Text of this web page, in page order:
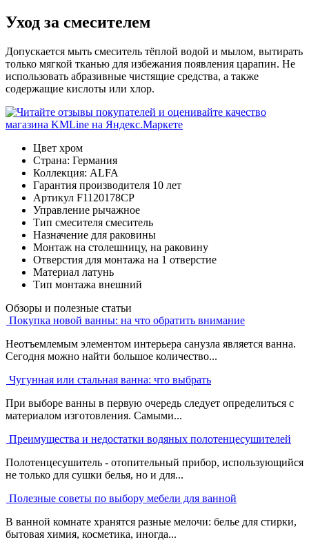
Уход за смесителем
Допускается мыть смеситель тёплой водой и мылом, вытирать
только мягкой тканью для избежания появления царапин. Не
использовать абразивные чистящие средства, а также
содержащие кислоты или хлор.
Цвет хром
Страна: Германия
Коллекция: ALFA
Гарантия производителя 10 лет
Артикул F1120178CP
Управление рычажное
Тип смесителя смеситель
Назначение для раковины
Монтаж на столешницу, на раковину
Отверстия для монтажа на 1 отверстие
Материал латунь
Тип монтажа внешний
Обзоры и полезные статьи
Покупка новой ванны: на что обратить внимание
Неотъемлемым элементом интерьера санузла является ванна.
Сегодня можно найти большое количество...
Чугунная или стальная ванна: что выбрать
При выборе ванны в первую очередь следует определиться с
материалом изготовления. Самыми...
Преимущества и недостатки водяных полотенцесушителей
Полотенцесушитель - отопительный прибор, использующийся
не только для сушки белья, но и для...
Полезные советы по выбору мебели для ванной
В ванной комнате хранятся разные мелочи: белье для стирки,
бытовая химия, косметика, иногда...